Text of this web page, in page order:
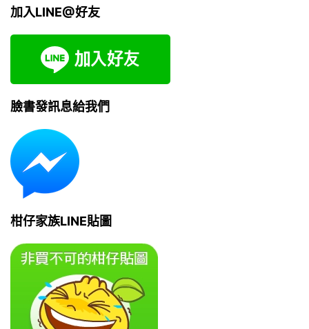
加入LINE@好友
臉書發訊息給我們
柑仔家族LINE貼圖